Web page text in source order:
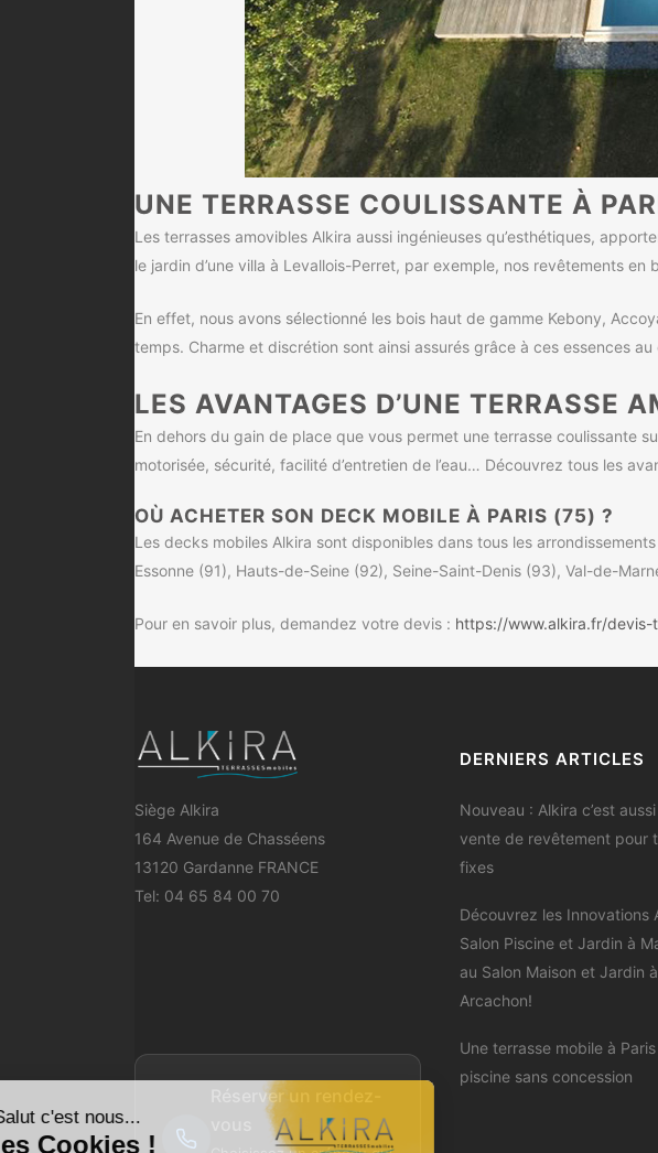
UNE TERRASSE COULISSANTE À
Les terrasses amovibles Alkira aussi ingénieuses qu’esthétiques,
le jardin d’une villa à Levallois-Perret, par exemple, nos revêtements
En effet, nous avons sélectionné les bois haut de gamme Kebony,
temps. Charme et discrétion sont ainsi assurés grâce à ces essences
LES AVANTAGES D’UNE TERRASSE
En dehors du gain de place que vous permet une terrasse coulissante
motorisée, sécurité, facilité d’entretien de l’eau… Découvrez tous les
OÙ ACHETER SON DECK MOBILE À PARIS (75) ?
Les decks mobiles Alkira sont disponibles dans tous les
Essonne (91), Hauts-de-Seine (92), Seine-Saint-Denis (93), Val-de-
Pour en savoir plus, demandez votre devis : https://www.alkira.fr/devis-
Siège Alkira
164 Avenue de Chasséens
13120 Gardanne FRANCE
Tel: 04 65 84 00 70
Réserver un rendez-
DERNIERS ARTICLES
Nouveau : Alkira c’est
vente de revêtement pour
fixes
Découvrez les Innovations
Salon Piscine et Jardin à
au Salon Maison et Jardin à
Arcachon!
Une terrasse mobile à
piscine sans concession
Salut c'est nous...
les Cookies !